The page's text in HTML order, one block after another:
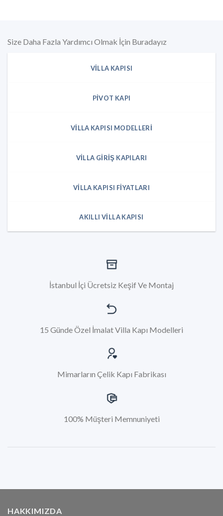
Size Daha Fazla Yardımcı Olmak İçin Buradayız
VILLA KAPISI
PIVOT KAPI
VILLA KAPISI MODELLERI
VILLA GIRIŞ KAPILARI
VILLA KAPISI FIYATLARI
AKILLI VILLA KAPISI
İstanbul İçi Ücretsiz Keşif Ve Montaj
15 Günde Özel İmalat Villa Kapı Modelleri
Mimarların Çelik Kapı Fabrikası
100% Müşteri Memnuniyeti
HAKKIMIZDA